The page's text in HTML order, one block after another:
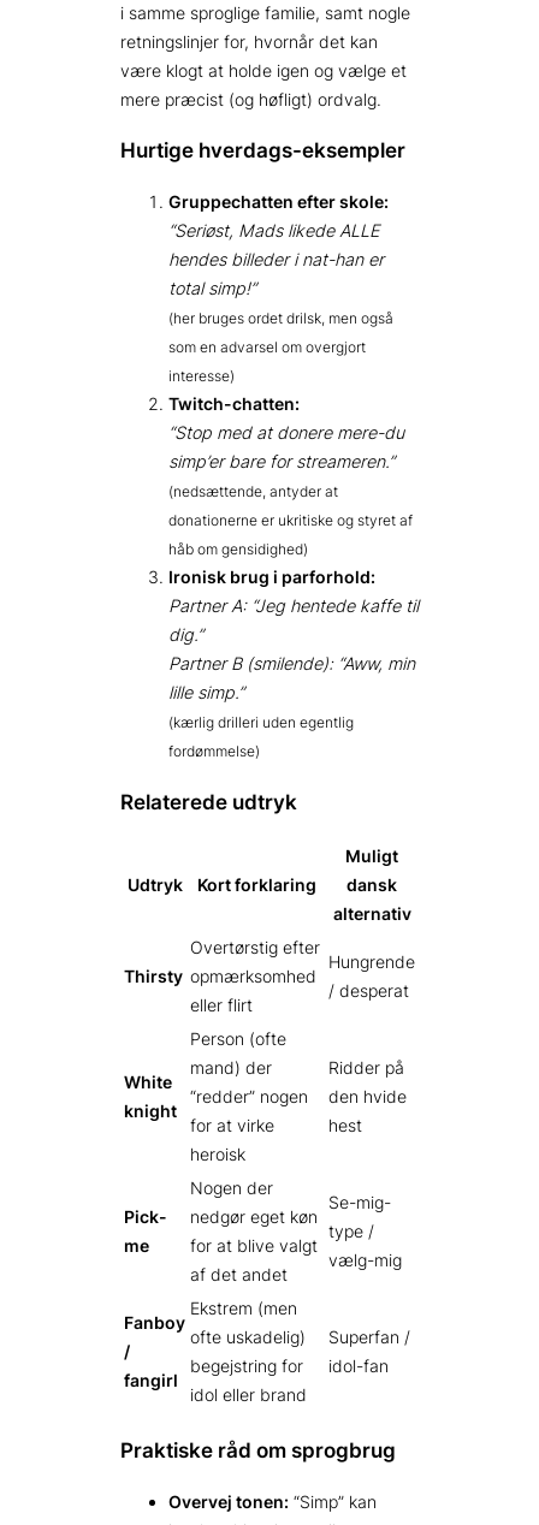
i samme sproglige familie, samt nogle
retningslinjer for, hvornår det kan
være klogt at holde igen og vælge et
mere præcist (og høfligt) ordvalg.
Hurtige hverdags-eksempler
Gruppechatten efter skole:
“Seriøst, Mads likede ALLE
hendes billeder i nat-han er
total simp!”
(her bruges ordet drilsk, men også
som en advarsel om overgjort
interesse)
Twitch-chatten:
“Stop med at donere mere-du
simp’er bare for streameren.”
(nedsættende, antyder at
donationerne er ukritiske og styret af
håb om gensidighed)
Ironisk brug i parforhold:
Partner A: “Jeg hentede kaffe til
dig.”
Partner B (smilende): “Aww, min
lille simp.”
(kærlig drilleri uden egentlig
fordømmelse)
Relaterede udtryk
Udtryk Kort forklaring
Muligt
dansk
alternativ
Thirsty
Overtørstig efter
opmærksomhed
eller flirt
Hungrende
/ desperat
White
knight
Person (ofte
mand) der
“redder” nogen
for at virke
heroisk
Ridder på
den hvide
hest
Pick-
me
Nogen der
nedgør eget køn
for at blive valgt
af det andet
Se-mig-
type /
vælg-mig
Fanboy
/
fangirl
Ekstrem (men
ofte uskadelig)
begejstring for
idol eller brand
Superfan /
idol-fan
Praktiske råd om sprogbrug
Overvej tonen: “Simp” kan